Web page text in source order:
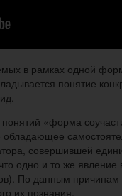
в рамках одной
понятие
«форма
обладающее
совершившей
одно и то же
По данным
их познания.